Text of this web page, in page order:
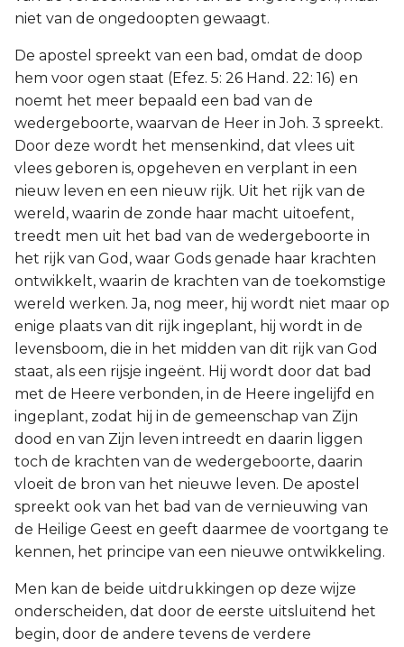
niet van de ongedoopten gewaagt.
De apostel spreekt van een bad, omdat de doop
hem voor ogen staat (Efez. 5: 26 Hand. 22: 16) en
noemt het meer bepaald een bad van de
wedergeboorte, waarvan de Heer in Joh. 3 spreekt.
Door deze wordt het mensenkind, dat vlees uit
vlees geboren is, opgeheven en verplant in een
nieuw leven en een nieuw rijk. Uit het rijk van de
wereld, waarin de zonde haar macht uitoefent,
treedt men uit het bad van de wedergeboorte in
het rijk van God, waar Gods genade haar krachten
ontwikkelt, waarin de krachten van de toekomstige
wereld werken. Ja, nog meer, hij wordt niet maar op
enige plaats van dit rijk ingeplant, hij wordt in de
levensboom, die in het midden van dit rijk van God
staat, als een rijsje ingeënt. Hij wordt door dat bad
met de Heere verbonden, in de Heere ingelijfd en
ingeplant, zodat hij in de gemeenschap van Zijn
dood en van Zijn leven intreedt en daarin liggen
toch de krachten van de wedergeboorte, daarin
vloeit de bron van het nieuwe leven. De apostel
spreekt ook van het bad van de vernieuwing van
de Heilige Geest en geeft daarmee de voortgang te
kennen, het principe van een nieuwe ontwikkeling.
Men kan de beide uitdrukkingen op deze wijze
onderscheiden, dat door de eerste uitsluitend het
begin, door de andere tevens de verdere